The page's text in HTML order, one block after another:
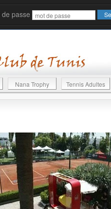
passe
Nana Trophy Tennis Adultes